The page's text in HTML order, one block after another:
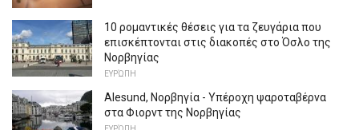
10 ρομαντικές θέσεις για τα ζευγάρια που
επισκέπτονται στις διακοπές στο Όσλο της
Νορβηγίας
ΕΥΡΏΠΗ
Alesund, Νορβηγία - Υπέροχη ψαροταβέρνα
στα Φιορντ της Νορβηγίας